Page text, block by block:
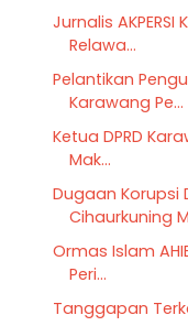
Jurnalis
Relawa...
Pelantikan
Karawang Pe...
Ketua DPRD
Mak...
Dugaan Korupsi
Cihaurkuning
Ormas Islam
Peri...
Tanggapan